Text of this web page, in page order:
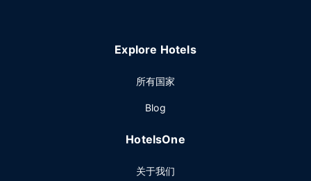
Explore Hotels
所有国家
Blog
HotelsOne
关于我们